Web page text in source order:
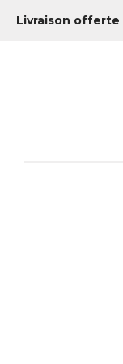
Livraison offerte